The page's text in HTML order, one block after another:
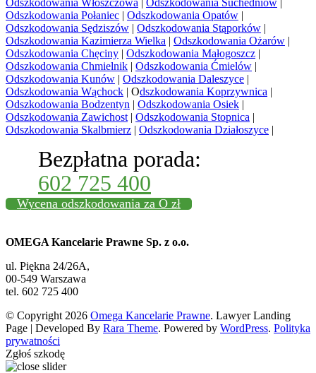
Odszkodowania Włoszczowa | Odszkodowania Suchedniów |
Odszkodowania Połaniec | Odszkodowania Opatów |
Odszkodowania Sędziszów | Odszkodowania Stąporków |
Odszkodowania Kazimierza Wielka | Odszkodowania Ożarów |
Odszkodowania Chęciny | Odszkodowania Małogoszcz |
Odszkodowania Chmielnik | Odszkodowania Ćmielów |
Odszkodowania Kunów | Odszkodowania Daleszyce |
Odszkodowania Wąchock | Odszkodowania Koprzywnica |
Odszkodowania Bodzentyn | Odszkodowania Osiek |
Odszkodowania Zawichost | Odszkodowania Stopnica |
Odszkodowania Skalbmierz | Odszkodowania Działoszyce |
Bezpłatna porada:
602 725 400
Wycena odszkodowania za O zł
OMEGA Kancelarie Prawne Sp. z o.o.
ul. Piękna 24/26A,
00-549 Warszawa
tel. 602 725 400
© Copyright 2026 Omega Kancelarie Prawne. Lawyer Landing
Page | Developed By Rara Theme. Powered by WordPress. Polityka
prywatności
Zgłoś szkodę